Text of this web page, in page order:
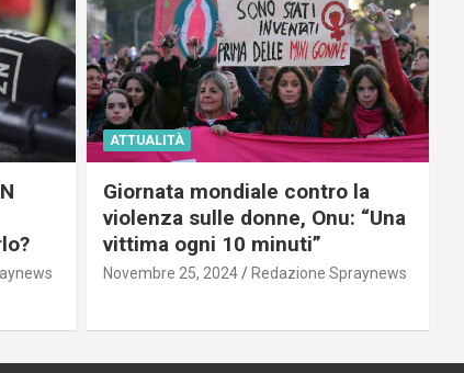
ATTUALITÀ
Giornata mondiale contro la
violenza sulle donne, Onu: “Una
vittima ogni 10 minuti”
Novembre 25, 2024 Redazione Spraynews